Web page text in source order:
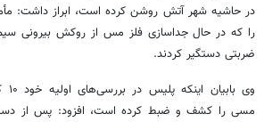
در حاشیه شهر آتش روشن کرده است، ابراز داشت:
را که در حال جداسازی فلز مس از روکش بیرونی سیم
ضربتی دستگیر کردند.
مسی را کشف و ضبط کرده است، افزود: پس از